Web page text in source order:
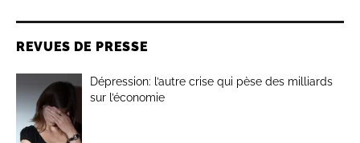
REVUES DE PRESSE
Dépression: l’autre crise qui pèse des milliards
sur l’économie